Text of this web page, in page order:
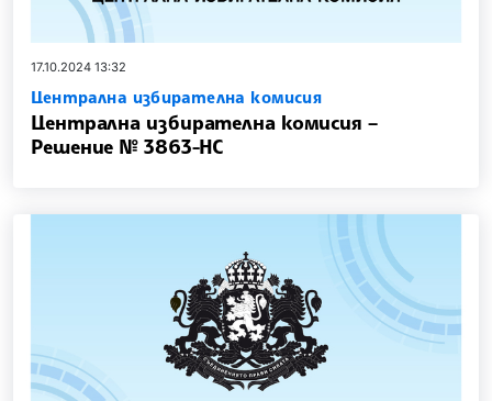
17.10.2024 13:32
Централна избирателна комисия
Централна избирателна комисия –
Решение № 3863-НС